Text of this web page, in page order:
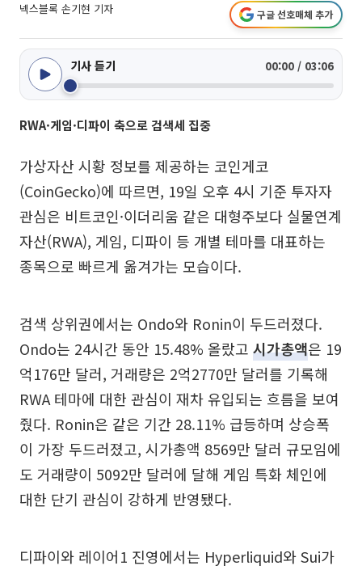
넥스블록 손기현 기자 구글 선호매체 추가
기사 듣기 00:00 / 03:06
RWA·게임·디파이 축으로 검색세 집중
가상자산 시황 정보를 제공하는 코인게코
(CoinGecko)에 따르면, 19일 오후 4시 기준 투자자
관심은 비트코인·이더리움 같은 대형주보다 실물연계
자산(RWA), 게임, 디파이 등 개별 테마를 대표하는
종목으로 빠르게 옮겨가는 모습이다.
검색 상위권에서는 Ondo와 Ronin이 두드러졌다.
Ondo는 24시간 동안 15.48% 올랐고 시가총액은 19
억176만 달러, 거래량은 2억2770만 달러를 기록해
RWA 테마에 대한 관심이 재차 유입되는 흐름을 보여
줬다. Ronin은 같은 기간 28.11% 급등하며 상승폭
이 가장 두드러졌고, 시가총액 8569만 달러 규모임에
도 거래량이 5092만 달러에 달해 게임 특화 체인에
대한 단기 관심이 강하게 반영됐다.
디파이와 레이어1 진영에서는 Hyperliquid와 Sui가